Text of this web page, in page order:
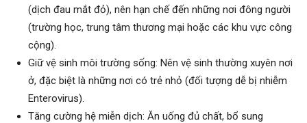
(dịch đau mắt đỏ), nên hạn chế đến những nơi đông người
(trường học, trung tâm thương mại hoặc các khu vực công
cộng).
Giữ vệ sinh môi trường sống: Nên vệ sinh thường xuyên nơi
ở, đặc biệt là những nơi có trẻ nhỏ (đối tượng dễ bị nhiễm
Enterovirus).
Tăng cường hệ miễn dịch: Ăn uống đủ chất, bổ sung